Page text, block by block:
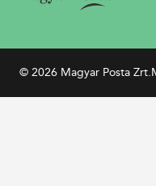
© 2026 Magyar Posta Zrt.